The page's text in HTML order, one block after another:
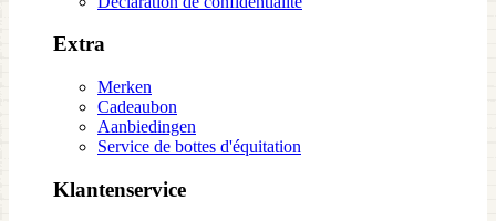
Extra
Merken
Cadeaubon
Aanbiedingen
Service de bottes d'équitation
Klantenservice